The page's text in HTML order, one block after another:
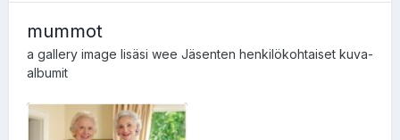
mummot
a gallery image lisäsi wee Jäsenten henkilökohtaiset kuva-
albumit